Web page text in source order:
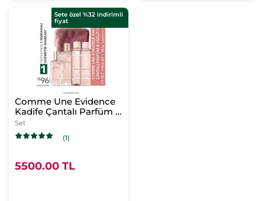
Sete özel %32 indirimli
fiyat
Comme Une Evidence
Kadife Çantalı Parfüm -
Vücut Seti-EDP 100 ml
& EDP 50 ml &Vücut
Losyonu 200 ml & Duş
Çanta
Set
(1)
5500.00 TL